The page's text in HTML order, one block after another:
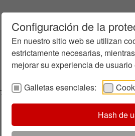
Configuración de la
En nuestro sitio web se utilizan
estrictamente necesarias,
mejorar su experiencia de
Galletas esenciales:
Hash de
Ibérico de Fundición
Congreso Ibérico de